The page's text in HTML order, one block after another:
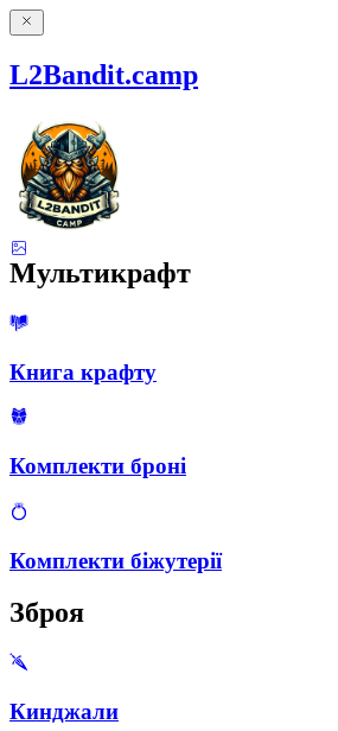
L2Bandit.camp
Мультикрафт
Книга крафту
Комплекти броні
Комплекти біжутерії
Зброя
Кинджали